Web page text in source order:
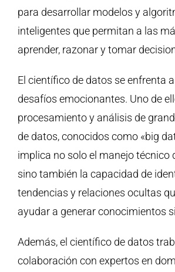
para desarrollar modelos y
inteligentes que permitan a las
aprender, razonar y tomar
El científico de datos se enfrenta
desafíos emocionantes. Uno de
procesamiento y análisis de
de datos, conocidos como «big
implica no solo el manejo técnico
sino también la capacidad de
tendencias y relaciones ocultas
ayudar a generar conocimientos
Además, el científico de datos
colaboración con expertos en